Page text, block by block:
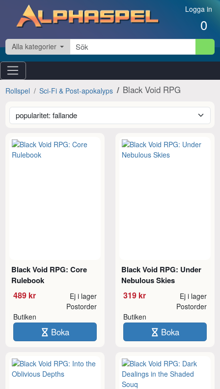
Hoppa till innehåll Logga in
0
Alla kategorier
Rollspel Sci-Fi & Post-apokalyps Black Void RPG
Black Void RPG: Core
Rulebook
489 kr Ej i lager
Butiken
Postorder
Boka
Black Void RPG: Under
Nebulous Skies
319 kr Ej i lager
Butiken
Postorder
Boka